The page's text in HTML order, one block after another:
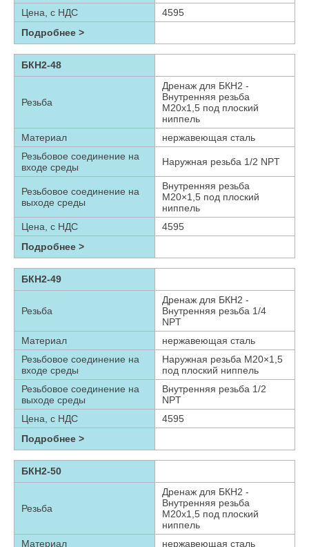
Цена, с НДС
4595
Подробнее >
БКН2-48
Резьба
Дренаж для БКН2 -
Внутренняя резьба
М20х1,5 под плоский
ниппель
Материал
нержавеющая сталь
Резьбовое соединение на
входе среды
Наружная резьба 1/2 NPT
Резьбовое соединение на
выходе среды
Внутренняя резьба
М20×1,5 под плоский
ниппель
Цена, с НДС
4595
Подробнее >
БКН2-49
Резьба
Дренаж для БКН2 -
Внутренняя резьба 1/4
NPT
Материал
нержавеющая сталь
Резьбовое соединение на
входе среды
Наружная резьба М20×1,5
под плоский ниппель
Резьбовое соединение на
выходе среды
Внутренняя резьба 1/2
NPT
Цена, с НДС
4595
Подробнее >
БКН2-50
Резьба
Дренаж для БКН2 -
Внутренняя резьба
М20х1,5 под плоский
ниппель
Материал
нержавеющая сталь